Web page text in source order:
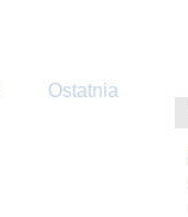
Ostatnia